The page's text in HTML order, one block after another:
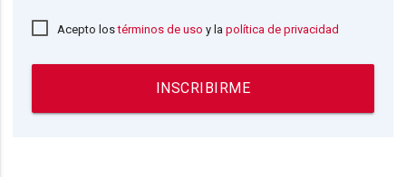
Acepto lostérminos de uso y lapolítica de privacidad
INSCRIBIRME